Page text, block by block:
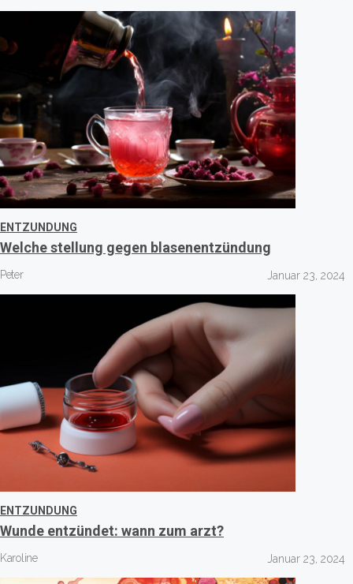
ENTZUNDUNG
Welche stellung gegen blasenentzündung
Peter Januar 23, 2024
ENTZUNDUNG
Wunde entzündet: wann zum arzt?
Karoline Januar 23, 2024